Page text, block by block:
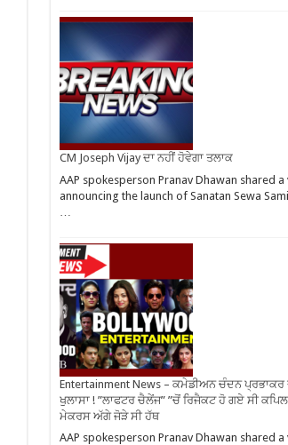
CM Joseph Vijay ਦਾ ਨਹੀਂ ਹੋਵੇਗਾ ਤਲਾਕ
AAP spokesperson Pranav Dhawan shared a
announcing the launch of Sanatan Sewa
Entertainment News – ਕਮੇਡੀਅਨ ਚੰਦਨ ਪ੍ਰਭਾਕਰ
ਖੁਲਾਸਾ ! ”ਲਾਫਟਰ ਚੈਲੇਂਜ” ”ਚੋਂ ਰਿਜੈਕਟ ਹੋ ਗਏ ਸੀ
ਮੇਕਰਸ ਅੱਗੇ ਜੋੜੇ ਸੀ ਹੱਥ
AAP spokesperson Pranav Dhawan shared a